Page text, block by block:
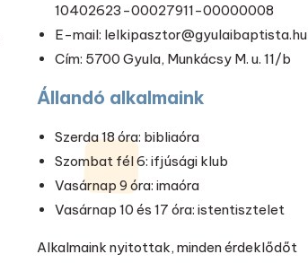
10402623-00027911-00000008
E-mail: lelkipasztor@gyulaibaptista.hu
Cím: 5700 Gyula, Munkácsy M. u. 11/b
Állandó alkalmaink
Szerda 18 óra: bibliaóra
Szombat fél 6: ifjúsági klub
Vasárnap 9 óra: imaóra
Vasárnap 10 és 17 óra: istentisztelet
Alkalmaink nyitottak, minden érdeklődőt